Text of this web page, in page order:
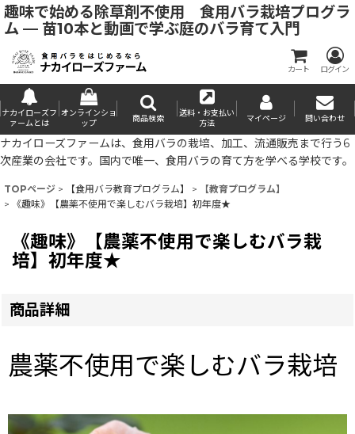
趣味で始める除草剤不使用 食用バラ栽培プログラ
ム — 苗10本と動画で学ぶ庭のバラ育て入門
カート ログイン
ナカイローズフ
ァームとは
オンラインショ
ップ
商品検索
送料・お支払い
方法
マイページ 問い合わせ
ナカイローズファームは、食用バラの栽培、加工、流通販売まで行う6
次産業の会社です。国内で唯一、食用バラの育て方を学べる学校です。
TOPページ > 【食用バラ教育プログラム】 >
【教育プログラム】
>
《趣味》【農薬不使用で楽しむバラ栽培】初年度★
《趣味》【農薬不使用で楽しむバラ栽
培】初年度★
商品詳細
農薬不使用で楽しむバラ栽培